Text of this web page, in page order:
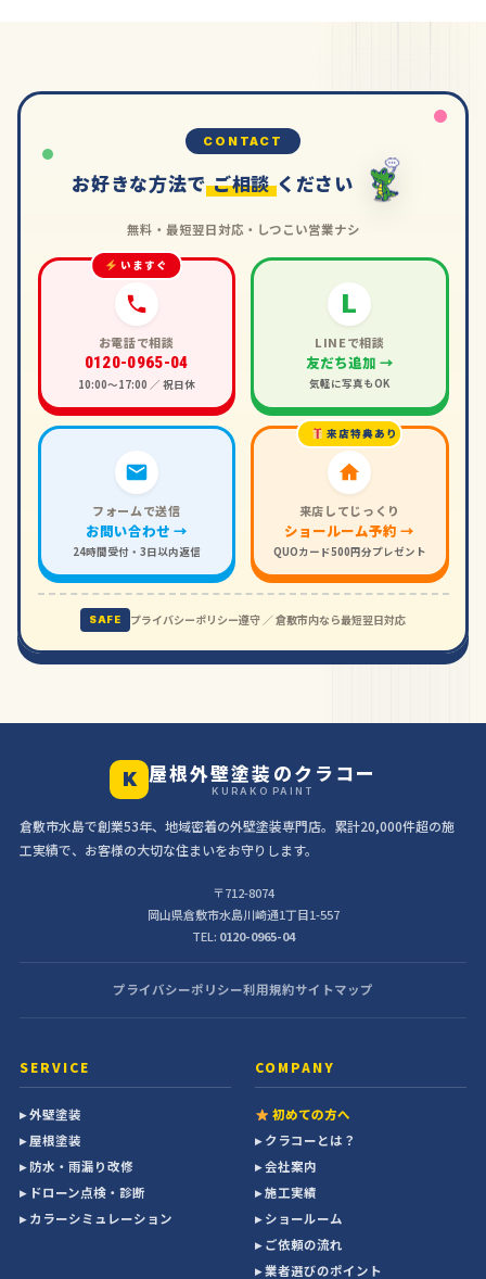
CONTACT
お好きな方法で ご相談 ください
無料・最短翌日対応・しつこい営業ナシ
いますぐ
お電話で相談
0120-0965-04
10:00〜17:00 ／ 祝日休
L
LINEで相談
友だち追加 →
気軽に写真もOK
フォームで送信
お問い合わせ →
24時間受付・3日以内返信
来店特典あり
来店してじっくり
ショールーム予約 →
QUOカード500円分プレゼント
SAFE プライバシーポリシー遵守 ／ 倉敷市内なら最短翌日対応
K 屋根外壁塗装のクラコー
KURAKO PAINT
倉敷市水島で創業53年、地域密着の外壁塗装専門店。累計20,000件超の施
工実績で、お客様の大切な住まいをお守りします。
〒712-8074
岡山県倉敷市水島川崎通1丁目1-557
TEL: 0120-0965-04
プライバシーポリシー利用規約サイトマップ
SERVICE
▸ 外壁塗装
▸ 屋根塗装
▸ 防水・雨漏り改修
▸ ドローン点検・診断
▸ カラーシミュレーション
COMPANY
初めての方へ
▸ クラコーとは？
▸ 会社案内
▸ 施工実績
▸ ショールーム
▸ ご依頼の流れ
▸ 業者選びのポイント